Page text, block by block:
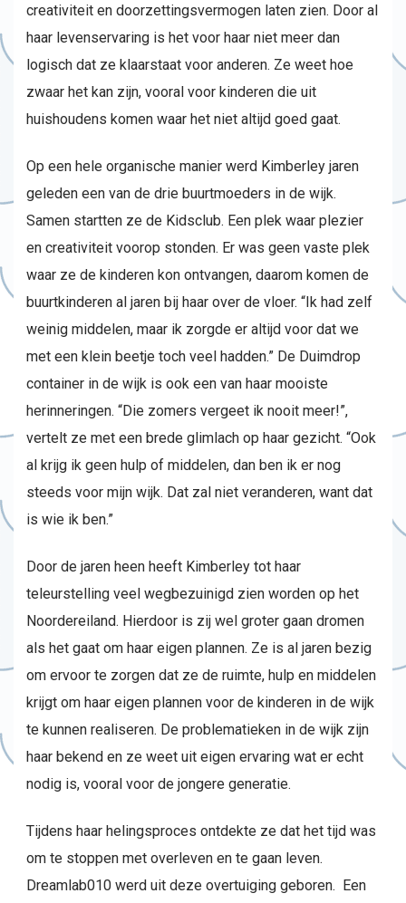
creativiteit en doorzettingsvermogen laten zien. Door al
haar levenservaring is het voor haar niet meer dan
logisch dat ze klaarstaat voor anderen. Ze weet hoe
zwaar het kan zijn, vooral voor kinderen die uit
huishoudens komen waar het niet altijd goed gaat.
Op een hele organische manier werd Kimberley jaren
geleden een van de drie buurtmoeders in de wijk.
Samen startten ze de Kidsclub. Een plek waar plezier
en creativiteit voorop stonden. Er was geen vaste plek
waar ze de kinderen kon ontvangen, daarom komen de
buurtkinderen al jaren bij haar over de vloer. “Ik had zelf
weinig middelen, maar ik zorgde er altijd voor dat we
met een klein beetje toch veel hadden.” De Duimdrop
container in de wijk is ook een van haar mooiste
herinneringen. “Die zomers vergeet ik nooit meer!”,
vertelt ze met een brede glimlach op haar gezicht. “Ook
al krijg ik geen hulp of middelen, dan ben ik er nog
steeds voor mijn wijk. Dat zal niet veranderen, want dat
is wie ik ben.”
Door de jaren heen heeft Kimberley tot haar
teleurstelling veel wegbezuinigd zien worden op het
Noordereiland. Hierdoor is zij wel groter gaan dromen
als het gaat om haar eigen plannen. Ze is al jaren bezig
om ervoor te zorgen dat ze de ruimte, hulp en middelen
krijgt om haar eigen plannen voor de kinderen in de wijk
te kunnen realiseren. De problematieken in de wijk zijn
haar bekend en ze weet uit eigen ervaring wat er echt
nodig is, vooral voor de jongere generatie.
Tijdens haar helingsproces ontdekte ze dat het tijd was
om te stoppen met overleven en te gaan leven.
Dreamlab010 werd uit deze overtuiging geboren. Een